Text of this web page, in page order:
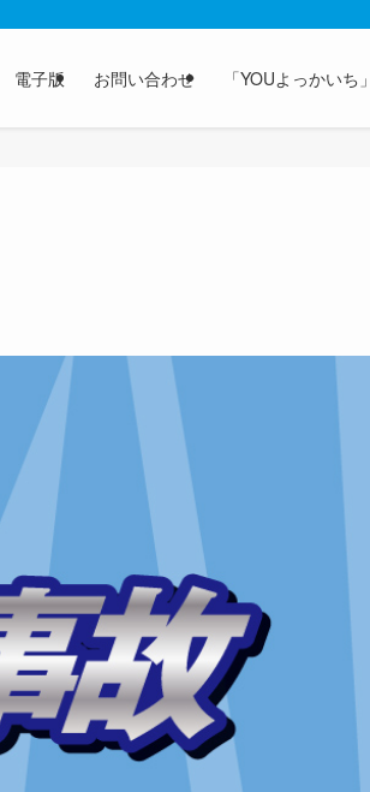
電子版 お問い合わせ 「YOUよっかいち